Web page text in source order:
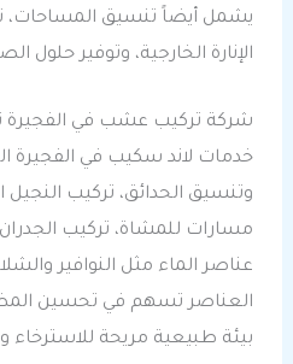
يشمل أيضاً تنسيق المساحات،
الإنارة الخارجية، وتوفير حلول
شركة تركيب عشب في
خدمات لاند سكيب في الفجيرة
وتنسيق الحدائق، تركيب
مسارات للمشاة، تركيب الجدران
عناصر الماء مثل النوافير
العناصر تسهم في تحسين
بيئة طبيعية مريحة للاسترخاء